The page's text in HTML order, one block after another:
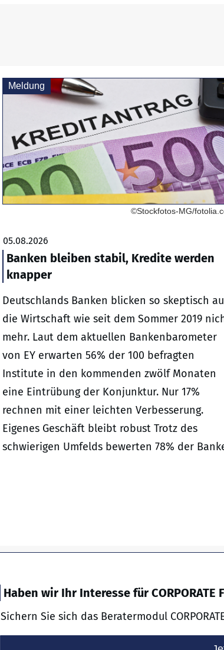
Meldung
©Stockfotos-MG/
05.08.2026
Banken bleiben stabil, Kredite werden
knapper
Deutschlands Banken blicken so skeptisch
die Wirtschaft wie seit dem Sommer 2019
mehr. Laut dem aktuellen Bankenbarometer
von EY erwarten 56% der 100 befragten
Institute in den kommenden zwölf Monaten
eine Eintrübung der Konjunktur. Nur 17%
rechnen mit einer leichten Verbesserung.
Eigenes Geschäft bleibt robust Trotz des
schwierigen Umfelds bewerten 78% der
Haben wir Ihr Interesse für CORPORATE
Sichern Sie sich das Beratermodul